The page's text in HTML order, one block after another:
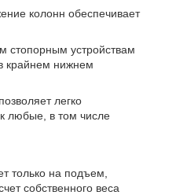
колонн обеспечивает
стопорным устройствам
крайнем нижнем
легко
любые, в том числе
только на подъем,
собственного веса